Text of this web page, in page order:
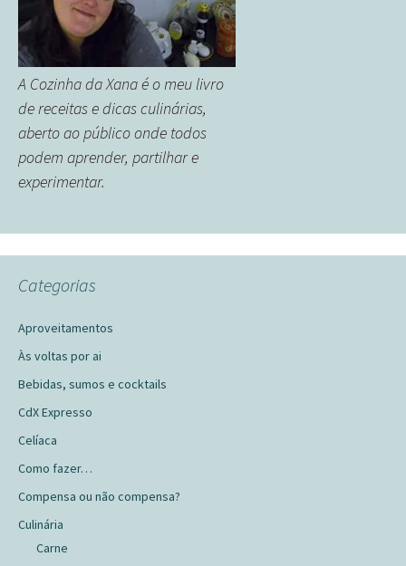
A Cozinha da Xana é o meu livro
de receitas e dicas culinárias,
aberto ao público onde todos
podem aprender, partilhar e
experimentar.
Categorias
Aproveitamentos
Às voltas por ai
Bebidas, sumos e cocktails
CdX Expresso
Celíaca
Como fazer…
Compensa ou não compensa?
Culinária
Carne